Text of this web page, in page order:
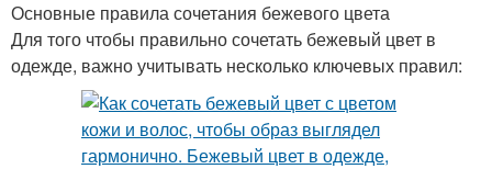
Основные правила сочетания бежевого цвета
Для того чтобы правильно сочетать бежевый цвет в
одежде, важно учитывать несколько ключевых правил: